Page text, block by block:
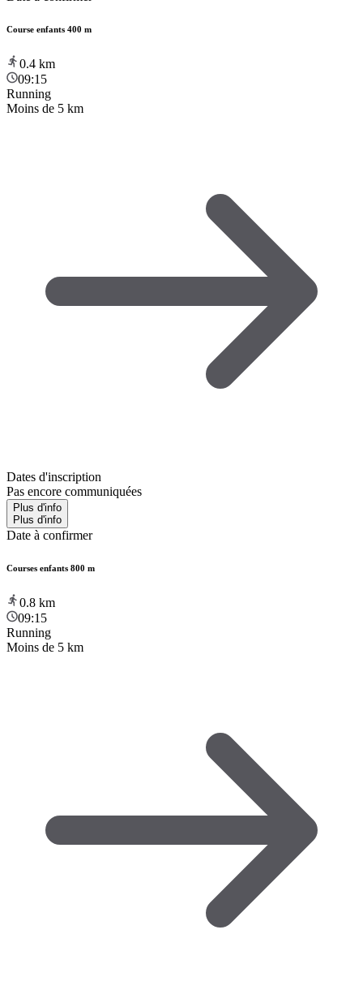
Course enfants 400 m
0.4 km
09:15
Running
Moins de 5 km
Dates d'inscription
Pas encore communiquées
Plus d'info
Plus d'info
Date à confirmer
Courses enfants 800 m
0.8 km
09:15
Running
Moins de 5 km